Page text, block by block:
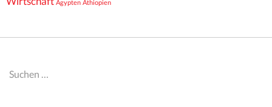
Ägypten Äthiopien
Suchen